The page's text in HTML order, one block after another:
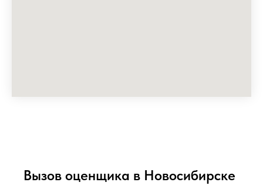
Вызов оценщика в Новосибирске